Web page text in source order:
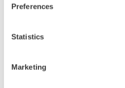
Preferences
Statistics
Marketing